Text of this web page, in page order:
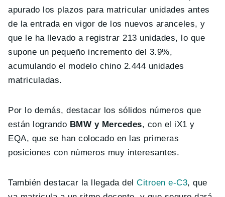
apurado los plazos para matricular unidades antes
de la entrada en vigor de los nuevos aranceles, y
que le ha llevado a registrar 213 unidades, lo que
supone un pequeño incremento del 3.9%,
acumulando el modelo chino 2.444 unidades
matriculadas.
Por lo demás, destacar los sólidos números que
están logrando BMW y Mercedes, con el iX1 y
EQA, que se han colocado en las primeras
posiciones con números muy interesantes.
También destacar la llegada delCitroen e-C3, que